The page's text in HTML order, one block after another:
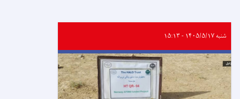
شنبه ۱۴۰۵/۵/۱۷ - ۱۵:۱۳